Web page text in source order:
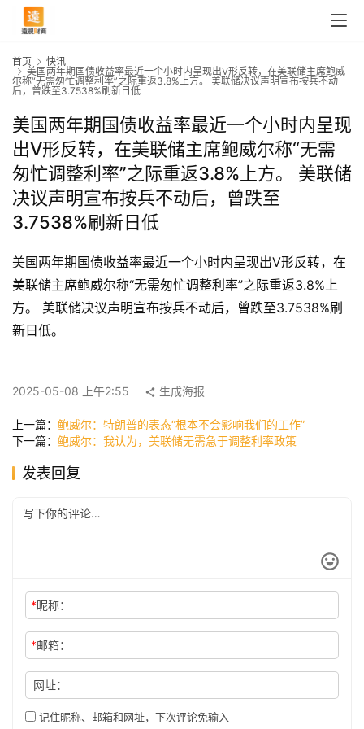
首
页
讯
司
科
首页
快讯
美国两年期国债收益率最近一个小时内呈现出V形反转，在美联储主席鲍威
尔称“无需匆忙调整利率”之际重返3.8%上方。 美联储决议声明宣布按兵不动
后，曾跌至3.7538%刷新日低
美国两年期国债收益率最近一个小时内呈现
出V形反转，在美联储主席鲍威尔称“无需
匆忙调整利率”之际重返3.8%上方。 美联储
决议声明宣布按兵不动后，曾跌至
3.7538%刷新日低
美国两年期国债收益率最近一个小时内呈现出V形反转，在
美联储主席鲍威尔称“无需匆忙调整利率”之际重返3.8%上
方。 美联储决议声明宣布按兵不动后，曾跌至3.7538%刷
新日低。
2025-05-08 上午2:55 生成海报
上一篇： 鲍威尔：特朗普的表态“根本不会影响我们的工作”
下一篇： 鲍威尔：我认为，美联储无需急于调整利率政策
发表回复
*昵称：
*邮箱：
网址：
记住昵称、邮箱和网址，下次评论免输入